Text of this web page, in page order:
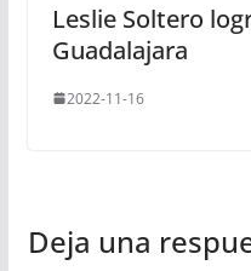
Leslie Soltero
Guadalajara
2022-11-16
Deja una